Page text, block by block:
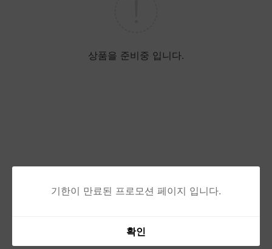
상품을 준비중 입니다.
기한이 만료된 프로모션 페이지 입니다.
확인